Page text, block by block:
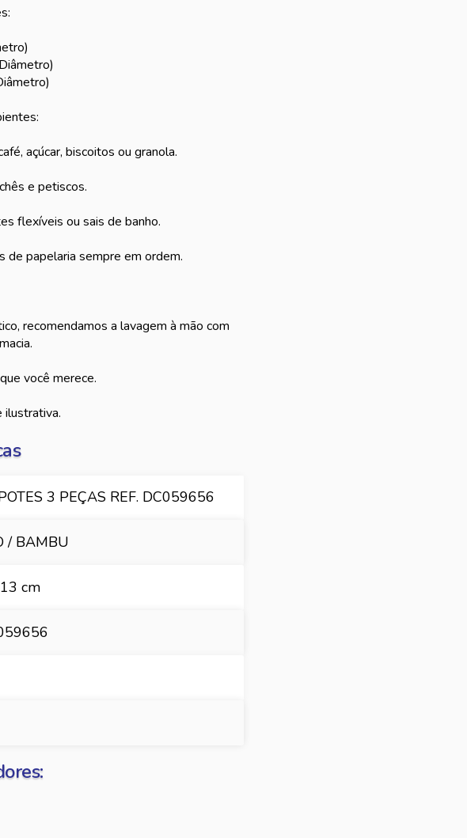
açúcar, biscoitos ou granola.
e petiscos.
flexíveis ou sais de banho.
de papelaria sempre em ordem.
recomendamos a lavagem à mão com
você merece.
ilustrativa.
3 PEÇAS REF. DC059656
/ BAMBU
cm